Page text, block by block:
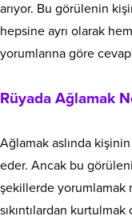
arıyor. Bu görülenin
hepsine ayrı olarak
yorumlarına göre
Rüyada Ağlamak
Ağlamak aslında
eder. Ancak bu
şekillerde yorumlamak
sıkıntılardan